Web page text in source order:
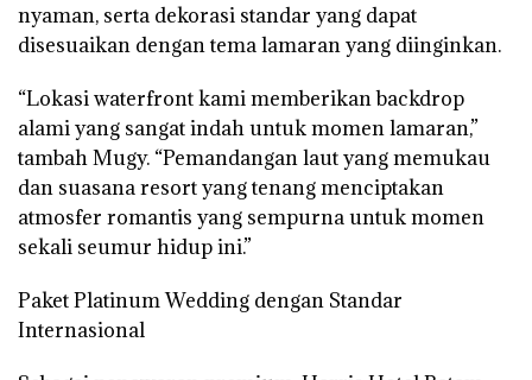
nyaman, serta dekorasi standar yang dapat
disesuaikan dengan tema lamaran yang diinginkan.
“Lokasi waterfront kami memberikan backdrop
alami yang sangat indah untuk momen lamaran,”
tambah Mugy. “Pemandangan laut yang memukau
dan suasana resort yang tenang menciptakan
atmosfer romantis yang sempurna untuk momen
sekali seumur hidup ini.”
Paket Platinum Wedding dengan Standar
Internasional